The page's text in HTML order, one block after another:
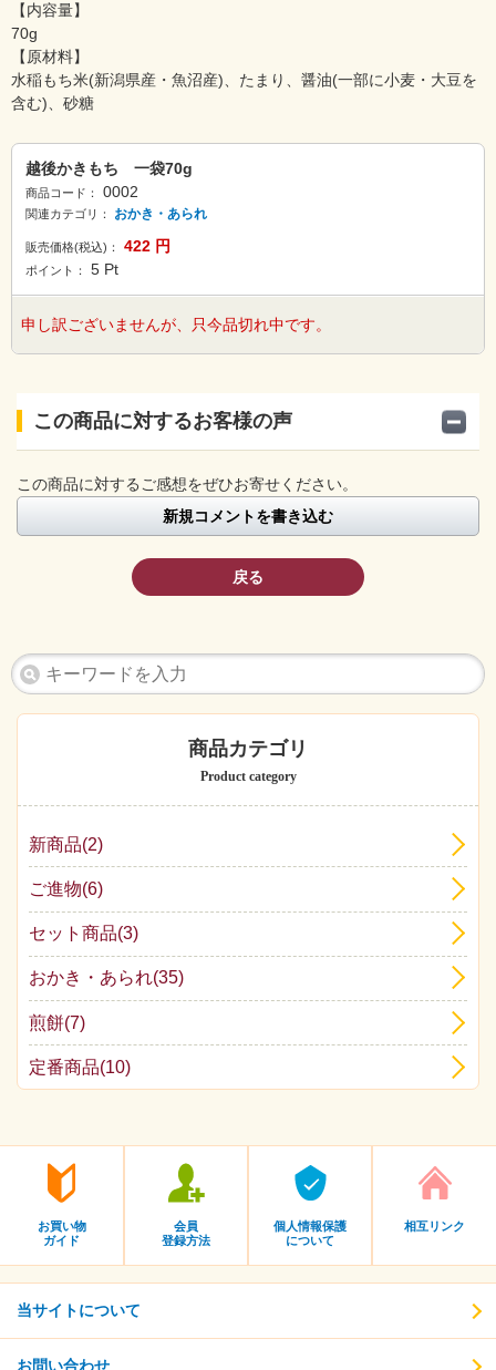
【内容量】
70g
【原材料】
水稲もち米(新潟県産・魚沼産)、たまり、醤油(一部に小麦・大豆を
含む)、砂糖
越後かきもち 一袋70g
商品コード： 0002
関連カテゴリ： おかき・あられ
販売価格(税込)： 422 円
ポイント： 5 Pt
申し訳ございませんが、只今品切れ中です。
この商品に対するお客様の声
この商品に対するご感想をぜひお寄せください。
新規コメントを書き込む
戻る
商品カテゴリ
Product category
新商品(2)
ご進物(6)
セット商品(3)
おかき・あられ(35)
煎餅(7)
定番商品(10)
お買い物
ガイド
会員
登録方法
個人情報保護
について
相互リンク
当サイトについて
お問い合わせ